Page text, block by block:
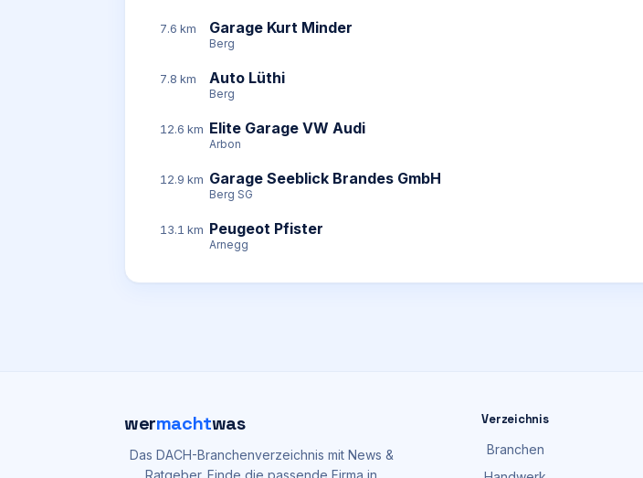
7.6 km Garage Kurt Minder
Berg
7.8 km Auto Lüthi
Berg
12.6 km Elite Garage VW Audi
Arbon
12.9 km Garage Seeblick Brandes GmbH
Berg SG
13.1 km Peugeot Pfister
Arnegg
wermachtwas
Das DACH-Branchenverzeichnis mit News &
Ratgeber. Finde die passende Firma in
Verzeichnis
Branchen